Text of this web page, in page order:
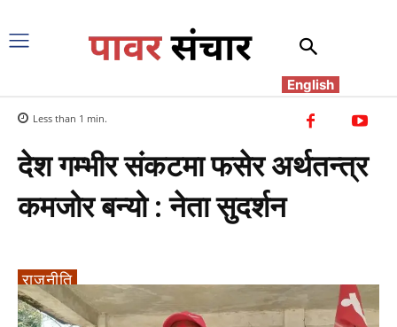
English
Less than 1 min.
देश गम्भीर संकटमा फसेर अर्थतन्त्र
कमजोर बन्यो : नेता सुदर्शन
राजनीति